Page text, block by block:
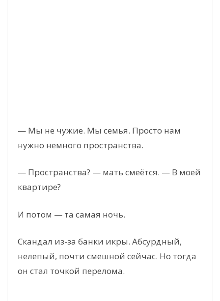
— Мы не чужие. Мы семья. Просто нам
нужно немного пространства.
— Пространства? — мать смеётся. — В моей
квартире?
И потом — та самая ночь.
Скандал из-за банки икры. Абсурдный,
нелепый, почти смешной сейчас. Но тогда
он стал точкой перелома.